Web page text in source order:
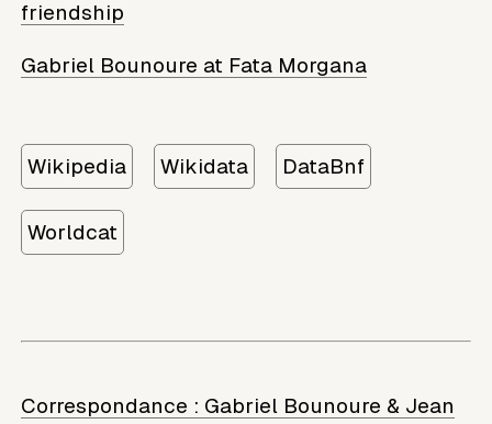
friendship
Gabriel Bounoure at Fata Morgana
Wikipedia Wikidata DataBnf
Worldcat
Correspondance : Gabriel Bounoure & Jean